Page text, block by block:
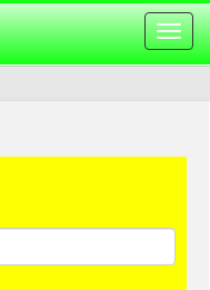
la